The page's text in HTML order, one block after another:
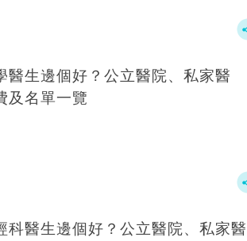
醫生邊個好？公立醫院、私家醫
及名單一覽
科醫生邊個好？公立醫院、私家醫